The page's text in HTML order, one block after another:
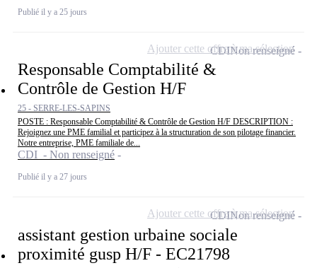
Publié il y a 25 jours
Responsable Comptabilité &
Contrôle de Gestion H/F
25 - SERRE-LES-SAPINS
POSTE : Responsable Comptabilité & Contrôle de Gestion H/F DESCRIPTION :
Rejoignez une PME familial et participez à la structuration de son pilotage financier.
Notre entreprise, PME familiale de...
CDI - Non renseigné
Publié il y a 27 jours
CDINon renseigné
Ajouter cette offre à ma sélection
assistant gestion urbaine sociale
proximité gusp H/F - EC21798
CDINon renseigné
Ajouter cette offre à ma sélection